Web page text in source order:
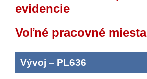
evidencie
Voľné pracovné miesta
Vývoj – PL636